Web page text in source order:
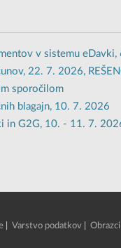
v sistemu eDavki,
22. 7. 2026,
sporočilom
blagajn, 10. 7. 2026
in G2G, 10. - 11. 7.
| Varstvo podatkov| Obrazci